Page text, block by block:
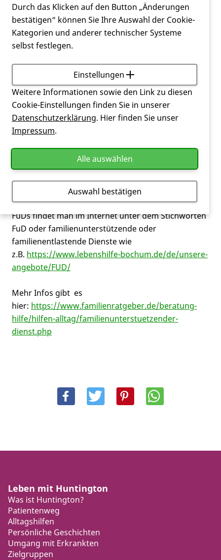
Wo finde ich psychosoziale Unterstützung, die
auch zu uns ins Haus kommt und beim
alltäglichen Umgang miteinander helfen könnte?
Familienunterstützende Dienste (FuD) entlasten
Familien, die ein Kind, einen Jugendlichen oder einen
Erwachsenen mitBehinderungbetreuen. Die
Mitarbeiter/innen des FuD kommen, nach
Absprache, auch in das Zuhause des Betroffenen.
Die Mitarbeiter des FuD übernehmen zeitweise die
Betreuung des Menschen mitBehinderung,
unterstützen ihn durch pflegerische Hilfen,
seine (Freizeit-)Interessen usw.
FuDs findet man im Internet unter dem Stichworten
FuD oder familienunterstützende oder
familienentlastende Dienste wie
z.B. https://www.lebenshilfe-bochum.de/de/unsere-
angebote/FUD/
Mehr Infos gibt es
hier: https://www.familienratgeber.de/beratung-
hilfe/hilfen-alltag/familienunterstuetzender-
dienst.php
Leben mit Huntington
Was ist Huntington?
Patientenweg
Alltagshilfen
Persönliche Geschichten
Umgang mit Erkrankten
Zielgruppen
Durch das Klicken auf den Button „Änderungen
bestätigen“ können Sie Ihre Auswahl der Cookie-
Kategorien und anderer technischer Systeme
selbst festlegen.
Einstellungen
Weitere Informationen sowie den Link zu diesen
Cookie-Einstellungen finden Sie in unserer
Datenschutzerklärung. Hier finden Sie unser
Impressum.
Alle auswählen
Auswahl bestätigen